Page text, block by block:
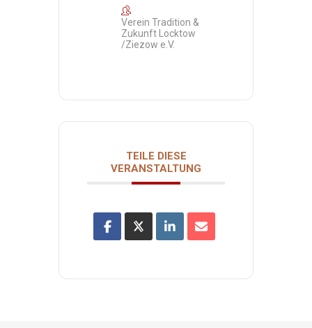
Verein Tradition &
Zukunft Locktow
/Ziezow e.V.
TEILE DIESE
VERANSTALTUNG